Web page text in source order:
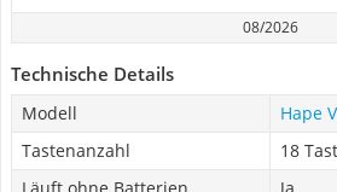
08/2026
Technische Details
Modell
Hape
Tastenanzahl
18